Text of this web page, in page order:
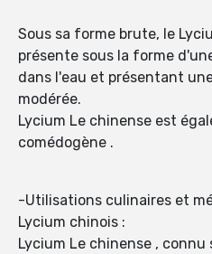
Sous sa forme brute, le
présente sous la forme
dans l'eau et présentant
modérée.
Lycium Le chinense est
comédogène .
-Utilisations culinaires et
Lycium chinois :
Lycium Le chinense , connu